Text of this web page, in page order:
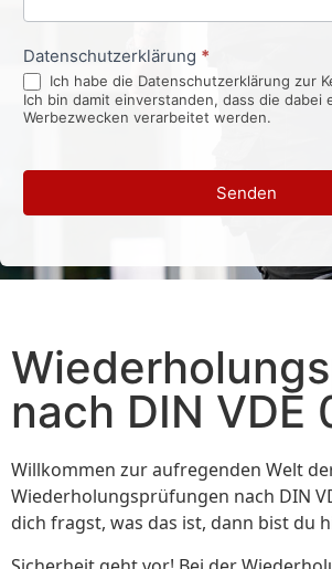
Datenschutzerklärung *
Ich habe die Datenschutzerklärung zur
Ich bin damit einverstanden, dass die dabei
Werbezwecken verarbeitet werden.
Senden
nach DIN VDE
Willkommen zur aufregenden Welt
Wiederholungsprüfungen nach DIN
dich fragst, was das ist, dann bist du